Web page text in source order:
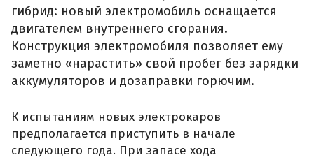
гибрид: новый электромобиль оснащается
двигателем внутреннего сгорания.
Конструкция электромобиля позволяет ему
заметно «нарастить» свой пробег без зарядки
аккумуляторов и дозаправки горючим.
К испытаниям новых электрокаров
предполагается приступить в начале
следующего года. При запасе хода